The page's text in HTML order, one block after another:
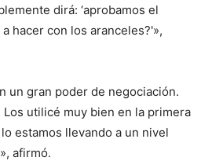
dirá: ‘aprobamos el
hacer con los aranceles?'»,
un gran poder de negociación.
utilicé muy bien en la primera
estamos llevando a un nivel
afirmó.